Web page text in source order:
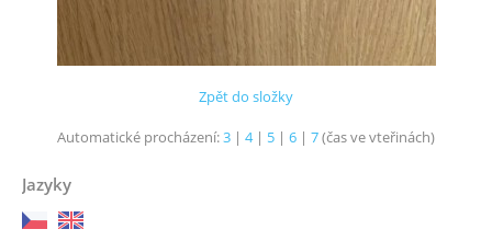
Zpět do složky
Automatické procházení:3 | 4| 5 | 6 | 7(čas ve vteřinách)
Jazyky